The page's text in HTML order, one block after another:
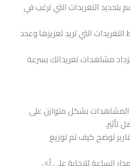
بتحديد التغريدات التي ترغب في
التغريدات التي تريد تعزيزها وعدد
مشاهدات تغريداتك بسرعة
المشاهدات بشكل متوازن على
تأثير.
توضح كيف تم توزيع